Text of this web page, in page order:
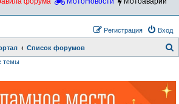
Вход
Регистрация
Список форумов
темы